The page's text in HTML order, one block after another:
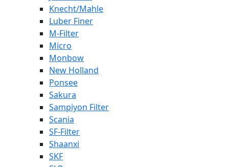
Knecht/Mahle
Luber Finer
M-Filter
Micro
Monbow
New Holland
Ponsee
Sakura
Sampiyon Filter
Scania
SF-Filter
Shaanxi
SKF